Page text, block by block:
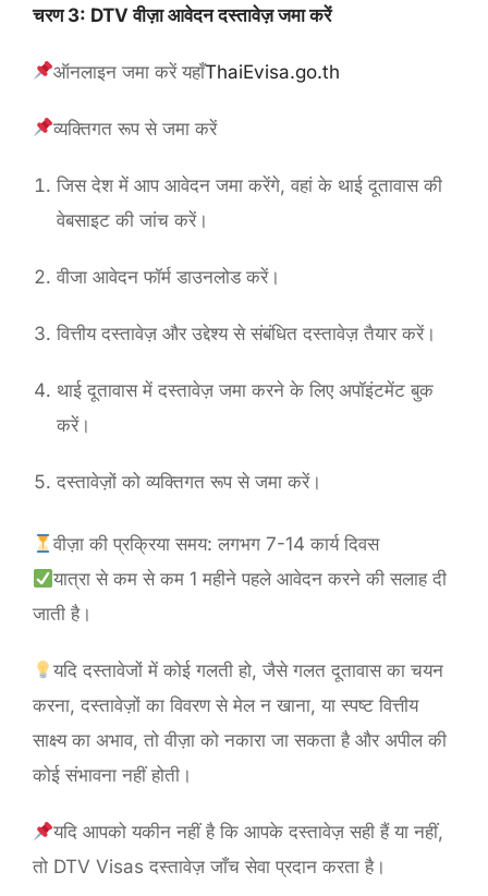
चरण 3: DTV वीज़ा आवेदन दस्तावेज़ जमा करें
ऑनलाइन जमा करें यहाँThaiEvisa.go.th
व्यक्तिगत रूप से जमा करें
जिस देश में आप आवेदन जमा करेंगे, वहां के थाई दूतावास की
वेबसाइट की जांच करें।
वीजा आवेदन फॉर्म डाउनलोड करें।
वित्तीय दस्तावेज़ और उद्देश्य से संबंधित दस्तावेज़ तैयार करें।
थाई दूतावास में दस्तावेज़ जमा करने के लिए अपॉइंटमेंट बुक
करें।
दस्तावेज़ों को व्यक्तिगत रूप से जमा करें।
वीज़ा की प्रक्रिया समय: लगभग 7-14 कार्य दिवस
यात्रा से कम से कम 1 महीने पहले आवेदन करने की सलाह दी
जाती है।
यदि दस्तावेजों में कोई गलती हो, जैसे गलत दूतावास का चयन
करना, दस्तावेज़ों का विवरण से मेल न खाना, या स्पष्ट वित्तीय
साक्ष्य का अभाव, तो वीज़ा को नकारा जा सकता है और अपील की
कोई संभावना नहीं होती।
यदि आपको यकीन नहीं है कि आपके दस्तावेज़ सही हैं या नहीं,
तो DTV Visas दस्तावेज़ जाँच सेवा प्रदान करता है।